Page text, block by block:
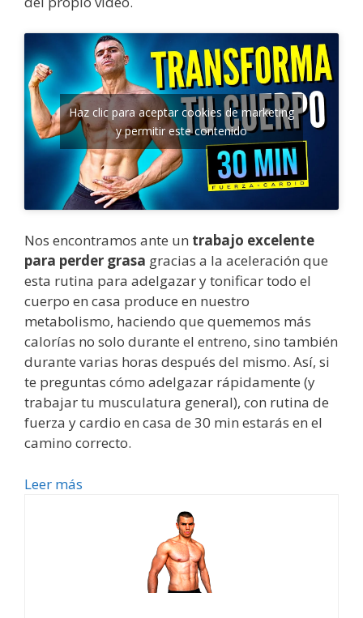
Haz clic para aceptar cookies de marketing
y permitir este contenido
Nos encontramos ante un trabajo excelente
para perder grasa gracias a la aceleración que
esta rutina para adelgazar y tonificar todo el
cuerpo en casa produce en nuestro
metabolismo, haciendo que quememos más
calorías no solo durante el entreno, sino también
durante varias horas después del mismo. Así, si
te preguntas cómo adelgazar rápidamente (y
trabajar tu musculatura general), con rutina de
fuerza y cardio en casa de 30 min estarás en el
camino correcto.
Leer más